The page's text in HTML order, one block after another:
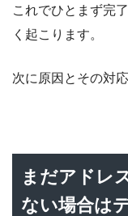
これでひとまず完
く起こります。
次に原因とその対
まだアドレ
ない場合は